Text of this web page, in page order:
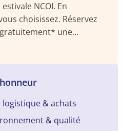
NCOI. En
choisissez. Réservez
une
& achats
& qualité